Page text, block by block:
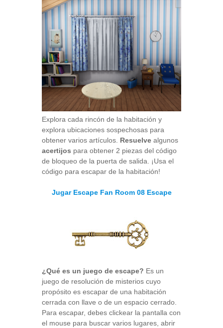
Explora cada rincón de la habitación y
explora ubicaciones sospechosas para
obtener varios artículos. Resuelve algunos
acertijos para obtener 2 piezas del código
de bloqueo de la puerta de salida. ¡Usa el
código para escapar de la habitación!
Jugar Escape Fan Room 08 Escape
¿Qué es un juego de escape? Es un
juego de resolución de misterios cuyo
propósito es escapar de una habitación
cerrada con llave o de un espacio cerrado.
Para escapar, debes clickear la pantalla con
el mouse para buscar varios lugares, abrir